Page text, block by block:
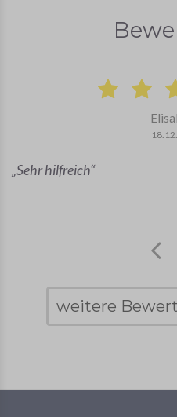
Sehr hilfreich
weitere